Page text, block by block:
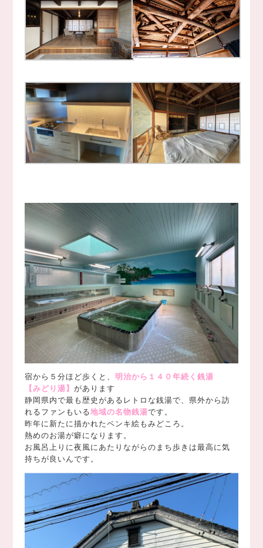
宿から５分ほど歩くと、 明治から１４０年続く銭湯
【みどり湯】があります
静岡県内で最も歴史があるレトロな銭湯で、県外から訪
れるファンもいる地域の名物銭湯です。
昨年に新たに描かれたペンキ絵もみどころ。
熱めのお湯が癖になります。
お風呂上りに夜風にあたりながらのまち歩きは最高に気
持ちが良いんです。